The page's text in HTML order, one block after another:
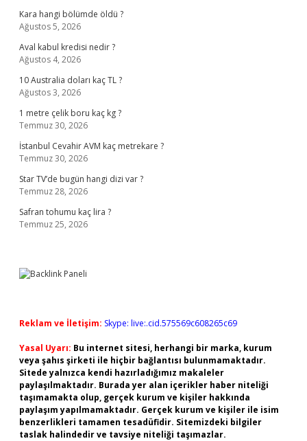
Kara hangi bölümde öldü ?
Ağustos 5, 2026
Aval kabul kredisi nedir ?
Ağustos 4, 2026
10 Australia doları kaç TL ?
Ağustos 3, 2026
1 metre çelik boru kaç kg ?
Temmuz 30, 2026
İstanbul Cevahir AVM kaç metrekare ?
Temmuz 30, 2026
Star TV’de bugün hangi dizi var ?
Temmuz 28, 2026
Safran tohumu kaç lira ?
Temmuz 25, 2026
Reklam ve İletişim: Skype: live:.cid.575569c608265c69
Yasal Uyarı: Bu internet sitesi, herhangi bir marka, kurum
veya şahıs şirketi ile hiçbir bağlantısı bulunmamaktadır.
Sitede yalnızca kendi hazırladığımız makaleler
paylaşılmaktadır. Burada yer alan içerikler haber niteliği
taşımamakta olup, gerçek kurum ve kişiler hakkında
paylaşım yapılmamaktadır. Gerçek kurum ve kişiler ile isim
benzerlikleri tamamen tesadüfidir. Sitemizdeki bilgiler
taslak halindedir ve tavsiye niteliği taşımazlar.